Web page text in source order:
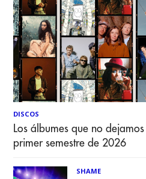
DISCOS
Los álbumes que no
primer semestre de 2026
SHAME